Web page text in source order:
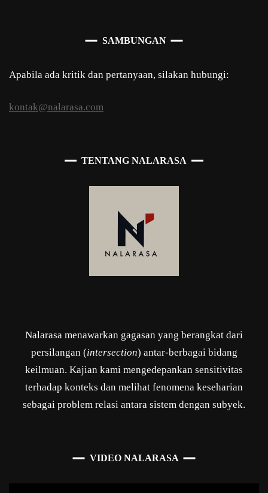
SAMBUNGAN
Apabila ada kritik dan pertanyaan, silakan hubungi:
kontak@nalarasa.com
TENTANG NALARASA
Nalarasa menawarkan gagasan yang berangkat dari
persilangan (intersection) antar-berbagai bidang
keilmuan. Kajian kami mengedepankan sensitivitas
terhadap konteks dan melihat fenomena keseharian
sebagai problem relasi antara sistem dengan subyek.
VIDEO NALARASA